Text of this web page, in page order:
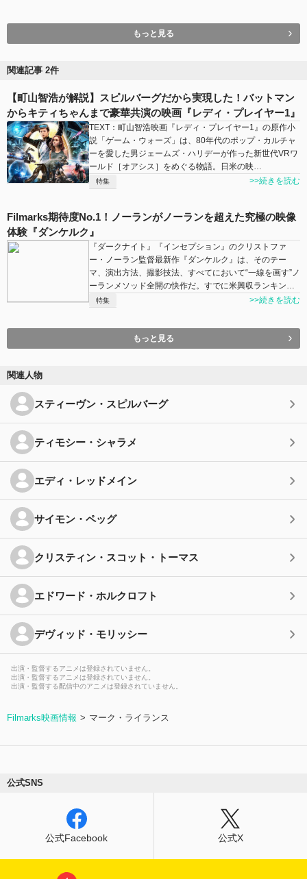
もっと見る
関連記事 2件
【町山智浩が解説】スピルバーグだから実現した！バットマン
からキティちゃんまで豪華共演の映画『レディ・プレイヤー1』
TEXT：町山智浩映画『レディ・プレイヤー1』の原作小
説「ゲーム・ウォーズ」は、80年代のポップ・カルチャ
ーを愛した男ジェームズ・ハリデーが作った新世代VRワ
ールド［オアシス］をめぐる物語。日米の映…
特集 >>続きを読む
Filmarks期待度No.1！ノーランがノーランを超えた究極の映像
体験『ダンケルク』
『ダークナイト』『インセプション』のクリストファ
ー・ノーラン監督最新作『ダンケルク』は、そのテー
マ、演出方法、撮影技法、すべてにおいて“一線を画す”ノ
ーランメソッド全開の快作だ。すでに米興収ランキン…
特集 >>続きを読む
もっと見る
関連人物
スティーヴン・スピルバーグ
ティモシー・シャラメ
エディ・レッドメイン
サイモン・ペッグ
クリスティン・スコット・トーマス
エドワード・ホルクロフト
デヴィッド・モリッシー
出演・監督するアニメは登録されていません。
出演・監督するアニメは登録されていません。
出演・監督する配信中のアニメは登録されていません。
Filmarks映画情報 マーク・ライランス
公式SNS
公式Facebook 公式X